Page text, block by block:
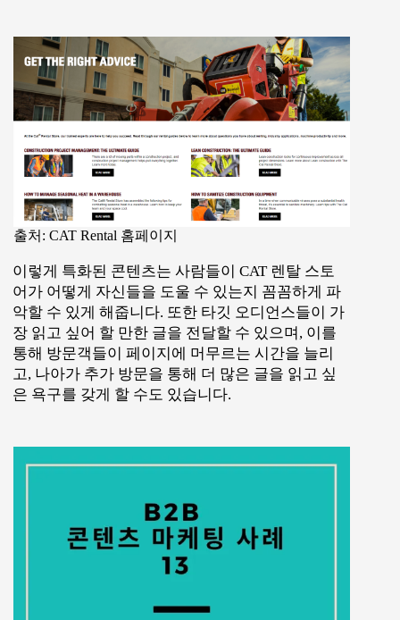
출처: CAT Rental 홈페이지
이렇게 특화된 콘텐츠는 사람들이 CAT 렌탈 스토
어가 어떻게 자신들을 도울 수 있는지 꼼꼼하게 파
악할 수 있게 해줍니다. 또한 타깃 오디언스들이 가
장 읽고 싶어 할 만한 글을 전달할 수 있으며, 이를
통해 방문객들이 페이지에 머무르는 시간을 늘리
고, 나아가 추가 방문을 통해 더 많은 글을 읽고 싶
은 욕구를 갖게 할 수도 있습니다.